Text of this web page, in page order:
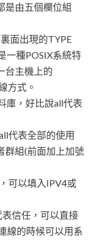
是由五個欄位組
面出現的TYPE
一種POSIX系統特
台主機上的
方式。
庫，好比說all代表
代表全部的使用
群組(前面加上加號
可以填入IPV4或
信任，可以直接
線的時候可以用系